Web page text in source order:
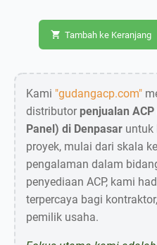
Tambah ke Keranjang
Kami "gudangacp.com"
distributor penjualan
Panel) di Denpasar untuk
proyek, mulai dari skala
pengalaman dalam
penyediaan ACP, kami
terpercaya bagi
pemilik usaha.